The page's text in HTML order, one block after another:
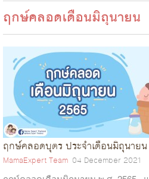
ฤกษ์คลอดเดือนมิถุนายน
ฤกษ์คลอดบุตร ประจำเดือนมิถุนาย
MamaExpert Team 04 December 2021